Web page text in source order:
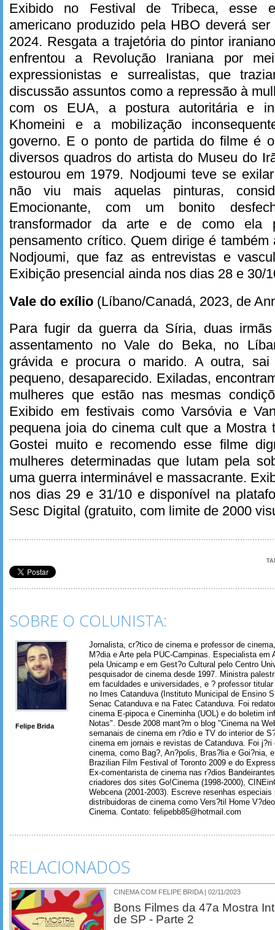
Exibido no Festival de Tribeca, esse
americano produzido pela HBO deverá
2024. Resgata a trajetória do pintor
enfrentou a Revolução Iraniana por
expressionistas e surrealistas, que
discussão assuntos como a repressão à
com os EUA, a postura autoritária e
Khomeini e a mobilização
governo. E o ponto de partida do filme é
diversos quadros do artista do Museu do
estourou em 1979. Nodjoumi teve se
não viu mais aquelas pinturas,
Emocionante, com um bonito
transformador da arte e de como ela
pensamento crítico. Quem dirige é
Nodjoumi, que faz as entrevistas e
Exibição presencial ainda nos dias 28 e 30/
Vale do exílio (Líbano/Canadá, 2023, de
Para fugir da guerra da Síria, duas
assentamento no Vale do Beka, no
grávida e procura o marido. A outra,
pequeno, desaparecido. Exiladas,
mulheres que estão nas mesmas
Exibido em festivais como Varsóvia e
pequena joia do cinema cult que a Mostra
Gostei muito e recomendo esse filme
mulheres determinadas que lutam pela
uma guerra interminável e massacrante.
nos dias 29 e 31/10 e disponível na
Sesc Digital (gratuito, com limite de 2000
SOBRE O COLUNISTA:
Felipe Brida
Jornalista, cr?tico de cinema e professor de
M?dia e Arte pela PUC-Campinas. Especialista em
pela Unicamp e em Gest?o Cultural pelo Centro
pesquisador de cinema desde 1997. Ministra
em faculdades e universidades, e ? professor
no Imes Catanduva (Instituto Municipal de Ensino
Senac Catanduva e na Fatec Catanduva. Foi
cinema E-pipoca e Cineminha (UOL) e do boletim
Notas". Desde 2008 mant?m o blog "Cinema na
semanais de cinema em r?dio e TV do interior de
cinema em jornais e revistas de Catanduva. Foi
cinema, como Bag?, An?polis, Bras?lia e Goi?nia,
Brazilian Film Festival of Toronto 2009 e do
Ex-comentarista de cinema nas r?dios
criadores dos sites Go!Cinema (1998-2000),
Webcena (2001-2003). Escreve resenhas especiais
distribuidoras de cinema como Vers?til Home
Cinema. Contato: felipebb85@hotmail.com
RELACIONADOS
CINEMA COM FELIPE BRIDA | 02/11/2023
Bons Filmes da 47a Mostra
de SP - Parte 2